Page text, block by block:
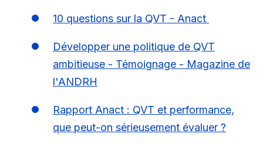
10 questions sur la QVT - Anact
Développer une politique de QVT
ambitieuse - Témoignage - Magazine de
l'ANDRH
Rapport Anact : QVT et performance,
que peut-on sérieusement évaluer ?